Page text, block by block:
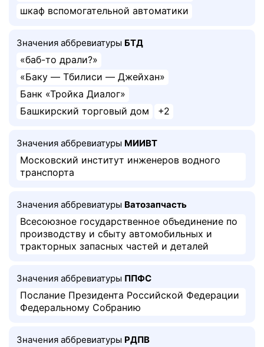
шкаф вспомогательной автоматики
Значения аббревиатуры БТД
«баб-то драли?»
«Баку — Тбилиси — Джейхан»
Банк «Тройка Диалог»
Башкирский торговый дом
+2
Значения аббревиатуры МИИВТ
Московский институт инженеров водного
транспорта
Значения аббревиатуры Ватозапчасть
Всесоюзное государственное объединение по
производству и сбыту автомобильных и
тракторных запасных частей и деталей
Значения аббревиатуры ППФС
Послание Президента Российской Федерации
Федеральному Собранию
Значения аббревиатуры РДПВ